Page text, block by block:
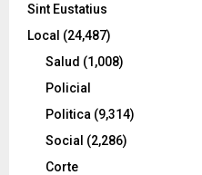
Sint Eustatius
Local (24,487)
Salud (1,008)
Policial
Politica (9,314)
Social (2,286)
Corte